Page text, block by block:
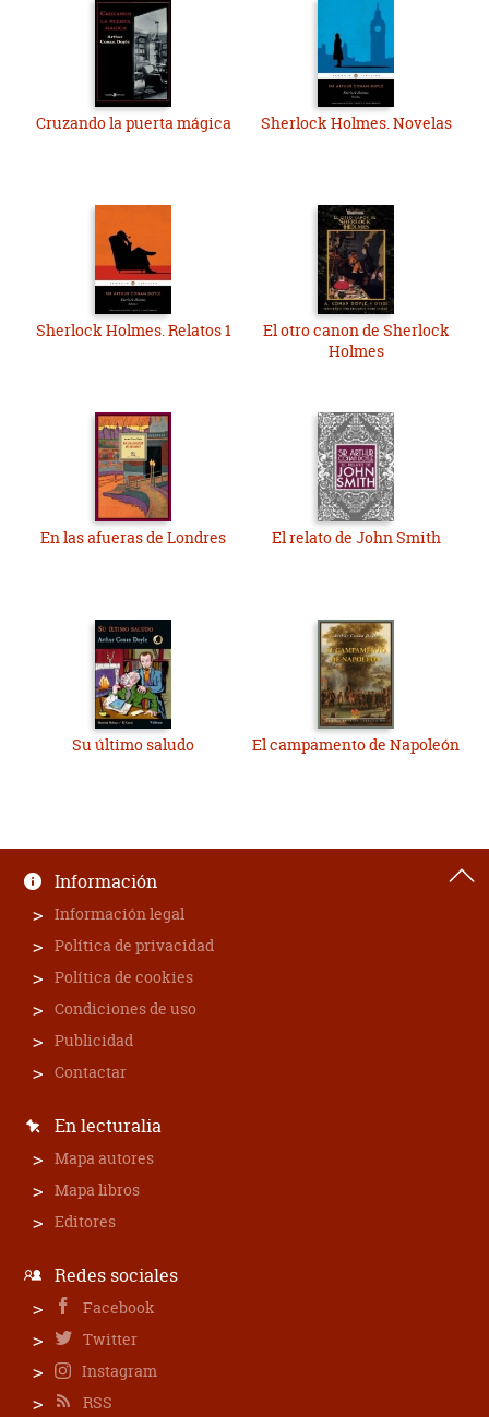
Cruzando la puerta mágica Sherlock Holmes. Novelas
Sherlock Holmes. Relatos 1
El otro canon de Sherlock
Holmes
En las afueras de Londres El relato de John Smith
Su último saludo El campamento de Napoleón
Información
Información legal
Política de privacidad
Política de cookies
Condiciones de uso
Publicidad
Contactar
En lecturalia
Mapa autores
Mapa libros
Editores
Redes sociales
Facebook
Twitter
Instagram
RSS